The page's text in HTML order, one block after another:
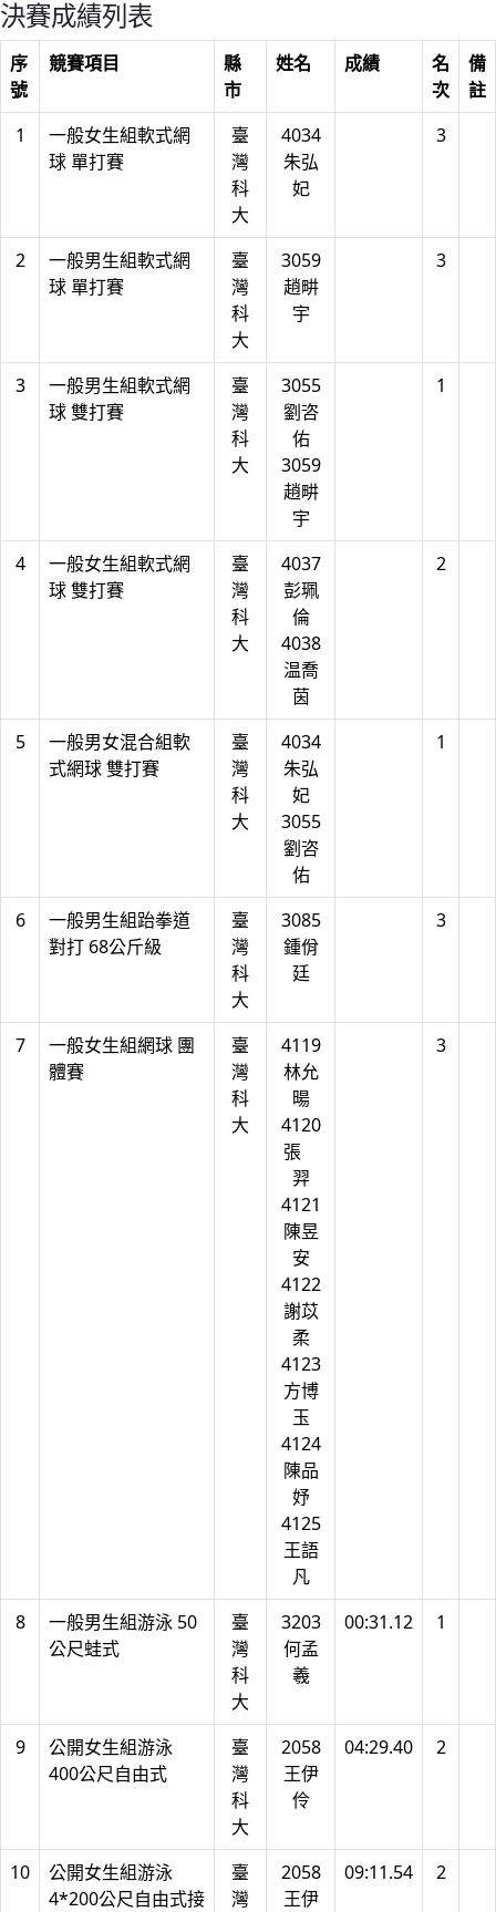
決賽成績列表
序
號
競賽項目
縣
市
姓名 成績
名
次
備
註
1
一般女生組軟式網
球 單打賽
臺
灣
科
大
4034
朱弘
妃
3
2
一般男生組軟式網
球 單打賽
臺
灣
科
大
3059
趙畊
宇
3
3
一般男生組軟式網
球 雙打賽
臺
灣
科
大
3055
劉咨
佑
3059
趙畊
宇
1
4
一般女生組軟式網
球 雙打賽
臺
灣
科
大
4037
彭珮
倫
4038
温喬
茵
2
5
一般男女混合組軟
式網球 雙打賽
臺
灣
科
大
4034
朱弘
妃
3055
劉咨
佑
1
6
一般男生組跆拳道
對打 68公斤級
臺
灣
科
大
3085
鍾佾
廷
3
7
一般女生組網球 團
體賽
臺
灣
科
大
4119
林允
暘
4120
張
羿
4121
陳昱
安
4122
謝苡
柔
4123
方博
玉
4124
陳品
妤
4125
王語
凡
3
8
一般男生組游泳 50
公尺蛙式
臺
灣
科
大
3203
何孟
羲
00:31.12 1
9
公開女生組游泳
400公尺自由式
臺
灣
科
大
2058
王伊
伶
04:29.40 2
10
公開女生組游泳
4*200公尺自由式接
臺
灣
2058
王伊
09:11.54 2